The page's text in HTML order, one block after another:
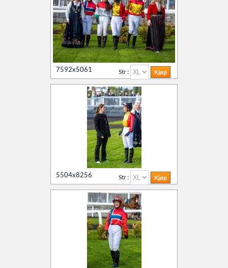
7592x5061 Str :
5504x8256 Str :